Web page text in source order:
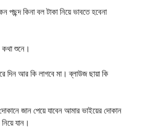
কিনা বল টাকা নিয়ে ভাবতে হবেনা
কথা শুনে।
দিন আর কি লাগবে মা। ব্লাউজ ছায়া কি
জান পেয়ে যাবেন আমার ভাইয়ের দোকান
যান।